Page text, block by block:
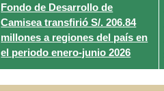
Fondo de Desarrollo de
Camisea transfirió S/. 206.84
millones a regiones del país en
el periodo enero-junio 2026